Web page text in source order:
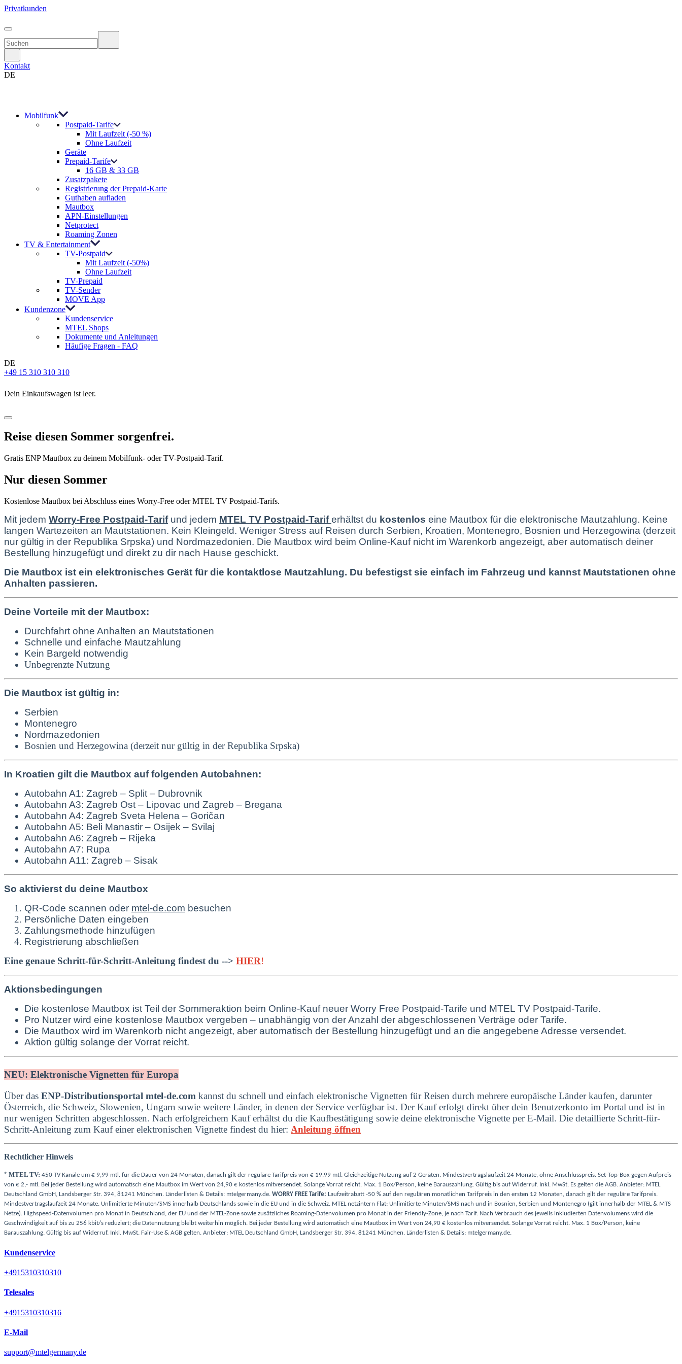
Privatkunden
Kontakt
DE
Mobilfunk
Postpaid-Tarife
Mit Laufzeit (-50 %)
Ohne Laufzeit
Geräte
Prepaid-Tarife
16 GB & 33 GB
Zusatzpakete
Registrierung der Prepaid-Karte
Guthaben aufladen
Mautbox
APN-Einstellungen
Netprotect
Roaming Zonen
TV & Entertainment
TV-Postpaid
Mit Laufzeit (-50%)
Ohne Laufzeit
TV-Prepaid
TV-Sender
MOVE App
Kundenzone
Kundenservice
MTEL Shops
Dokumente und Anleitungen
Häufige Fragen - FAQ
DE
+49 15 310 310 310
Dein Einkaufswagen ist leer.
Reise diesen Sommer sorgenfrei.
Gratis ENP Mautbox zu deinem Mobilfunk- oder TV-Postpaid-Tarif.
Nur diesen Sommer
Kostenlose Mautbox bei Abschluss eines Worry-Free oder MTEL TV Postpaid-Tarifs.
Mit jedem Worry-Free Postpaid-Tarifund jedem MTEL TV Postpaid-Tariferhältst du kostenlos eine Mautbox für die elektronische Mautzahlung. Keine
langen Wartezeiten an Mautstationen. Kein Kleingeld. Weniger Stress auf Reisen durch Serbien, Kroatien, Montenegro, Bosnien und Herzegowina (derzeit
nur gültig in der Republika Srpska) und Nordmazedonien. Die Mautbox wird beim Online-Kauf nicht im Warenkorb angezeigt, aber automatisch deiner
Bestellung hinzugefügt und direkt zu dir nach Hause geschickt.
Die Mautbox ist ein elektronisches Gerät für die kontaktlose Mautzahlung. Du befestigst sie einfach im Fahrzeug und kannst Mautstationen ohne
Anhalten passieren.
Deine Vorteile mit der Mautbox:
Durchfahrt ohne Anhalten an Mautstationen
Schnelle und einfache Mautzahlung
Kein Bargeld notwendig
Unbegrenzte Nutzung
Die Mautbox ist gültig in:
Serbien
Montenegro
Nordmazedonien
Bosnien und Herzegowina (derzeit nur gültig in der Republika Srpska)
In Kroatien gilt die Mautbox auf folgenden Autobahnen:
Autobahn A1: Zagreb – Split – Dubrovnik
Autobahn A3: Zagreb Ost – Lipovac und Zagreb – Bregana
Autobahn A4: Zagreb Sveta Helena – Goričan
Autobahn A5: Beli Manastir – Osijek – Svilaj
Autobahn A6: Zagreb – Rijeka
Autobahn A7: Rupa
Autobahn A11: Zagreb – Sisak
So aktivierst du deine Mautbox
QR-Code scannen oder mtel-de.com besuchen
Persönliche Daten eingeben
Zahlungsmethode hinzufügen
Registrierung abschließen
Eine genaue Schritt-für-Schritt-Anleitung findest du --> HIER!
Aktionsbedingungen
Die kostenlose Mautbox ist Teil der Sommeraktion beim Online-Kauf neuer Worry Free Postpaid-Tarife und MTEL TV Postpaid-Tarife.
Pro Nutzer wird eine kostenlose Mautbox vergeben – unabhängig von der Anzahl der abgeschlossenen Verträge oder Tarife.
Die Mautbox wird im Warenkorb nicht angezeigt, aber automatisch der Bestellung hinzugefügt und an die angegebene Adresse versendet.
Aktion gültig solange der Vorrat reicht.
NEU: Elektronische Vignetten für Europa
Über das ENP-Distributionsportal mtel-de.com kannst du schnell und einfach elektronische Vignetten für Reisen durch mehrere europäische Länder kaufen, darunter
Österreich, die Schweiz, Slowenien, Ungarn sowie weitere Länder, in denen der Service verfügbar ist. Der Kauf erfolgt direkt über dein Benutzerkonto im Portal und ist in
nur wenigen Schritten abgeschlossen. Nach erfolgreichem Kauf erhältst du die Kaufbestätigung sowie deine elektronische Vignette per E-Mail. Die detaillierte Schritt-für-
Schritt-Anleitung zum Kauf einer elektronischen Vignette findest du hier: Anleitung öffnen
Rechtlicher Hinweis
* MTEL TV: 450 TV Kanäle um € 9,99 mtl. für die Dauer von 24 Monaten, danach gilt der reguläre Tarifpreis von € 19,99 mtl. Gleichzeitige Nutzung auf 2 Geräten. Mindestvertragslaufzeit 24 Monate, ohne Anschlusspreis. Set-Top-Box gegen Aufpreis
von € 2,- mtl. Bei jeder Bestellung wird automatisch eine Mautbox im Wert von 24,90 € kostenlos mitversendet. Solange Vorrat reicht. Max. 1 Box/Person, keine Barauszahlung. Gültig bis auf Widerruf. Inkl. MwSt. Es gelten die AGB. Anbieter: MTEL
Deutschland GmbH, Landsberger Str. 394, 81241 München. Länderlisten & Details: mtelgermany.de. WORRY FREE Tarife: Laufzeitrabatt -50 % auf den regulären monatlichen Tarifpreis in den ersten 12 Monaten, danach gilt der reguläre Tarifpreis.
Mindestvertragslaufzeit 24 Monate. Unlimitierte Minuten/SMS innerhalb Deutschlands sowie in die EU und in die Schweiz. MTEL netzintern Flat: Unlimitierte Minuten/SMS nach und in Bosnien, Serbien und Montenegro (gilt innerhalb der MTEL & MTS
Netze). Highspeed-Datenvolumen pro Monat in Deutschland, der EU und der MTEL-Zone sowie zusätzliches Roaming-Datenvolumen pro Monat in der Friendly-Zone, je nach Tarif. Nach Verbrauch des jeweils inkludierten Datenvolumens wird die
Geschwindigkeit auf bis zu 256 kbit/s reduziert; die Datennutzung bleibt weiterhin möglich. Bei jeder Bestellung wird automatisch eine Mautbox im Wert von 24,90 € kostenlos mitversendet. Solange Vorrat reicht. Max. 1 Box/Person, keine
Barauszahlung. Gültig bis auf Widerruf. Inkl. MwSt. Fair-Use & AGB gelten. Anbieter: MTEL Deutschland GmbH, Landsberger Str. 394, 81241 München. Länderlisten & Details: mtelgermany.de.
Kundenservice
+4915310310310
Telesales
+4915310310316
E-Mail
support@mtelgermany.de